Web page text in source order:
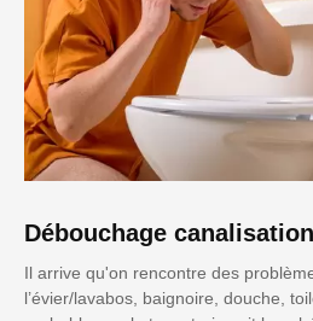
Débouchage canalisation
Il arrive qu'on rencontre des
l’évier/lavabos, baignoire, douche,